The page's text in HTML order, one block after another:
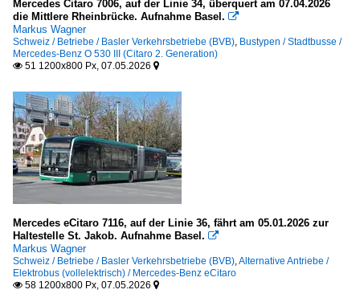
Mercedes Citaro 7006, auf der Linie 34, überquert am 07.04.2026
die Mittlere Rheinbrücke. Aufnahme Basel. 
Markus Wagner
Schweiz / Betriebe / Basler Verkehrsbetriebe (BVB), Bustypen / Stadtbusse /
Mercedes-Benz O 530 III (Citaro 2. Generation)
 51 1200x800 Px, 07.05.2026 
Mercedes eCitaro 7116, auf der Linie 36, fährt am 05.01.2026 zur
Haltestelle St. Jakob. Aufnahme Basel. 
Markus Wagner
Schweiz / Betriebe / Basler Verkehrsbetriebe (BVB),Alternative Antriebe /
Elektrobus (vollelektrisch) / Mercedes-Benz eCitaro
 58 1200x800 Px, 07.05.2026 